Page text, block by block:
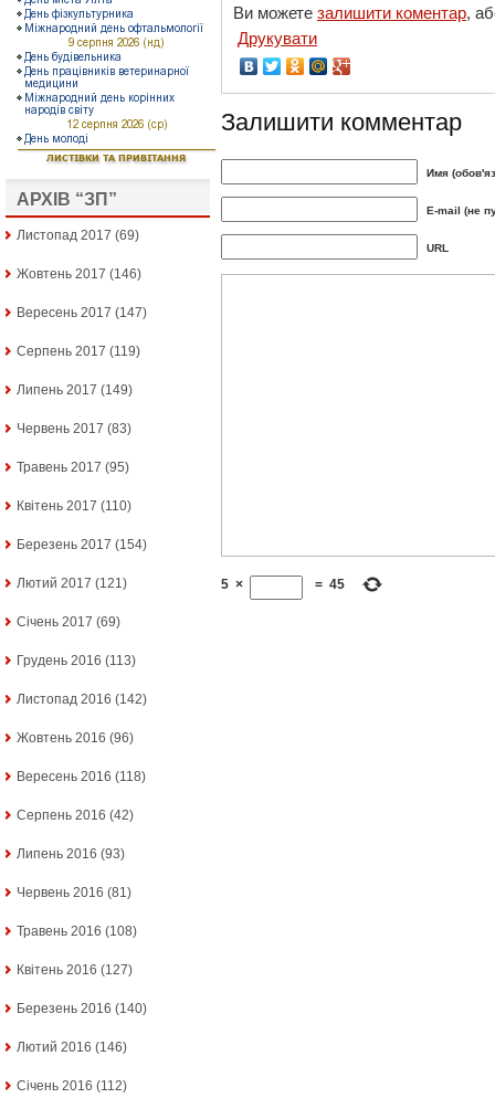
АРХІВ “ЗП”
Листопад 2017 (69)
Жовтень 2017 (146)
Вересень 2017 (147)
Серпень 2017 (119)
Липень 2017 (149)
Червень 2017 (83)
Травень 2017 (95)
Квітень 2017 (110)
Березень 2017 (154)
Лютий 2017 (121)
Січень 2017 (69)
Грудень 2016 (113)
Листопад 2016 (142)
Жовтень 2016 (96)
Вересень 2016 (118)
Серпень 2016 (42)
Липень 2016 (93)
Червень 2016 (81)
Травень 2016 (108)
Квітень 2016 (127)
Березень 2016 (140)
Лютий 2016 (146)
Січень 2016 (112)
Ви можете залишити коментар,
Друкувати
Залишити комментар
Имя
E-mail (не
URL
5 × = 45